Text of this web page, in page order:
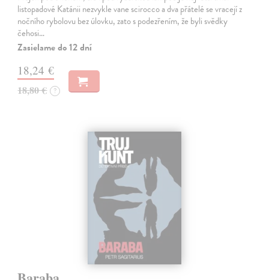
listopadové Katánii nezvykle vane scirocco a dva přátelé se vracejí z
nočního rybolovu bez úlovku, zato s podezřením, že byli svědky
čehosi…
Zasielame do 12 dní
18,24 €
18,80 € ?